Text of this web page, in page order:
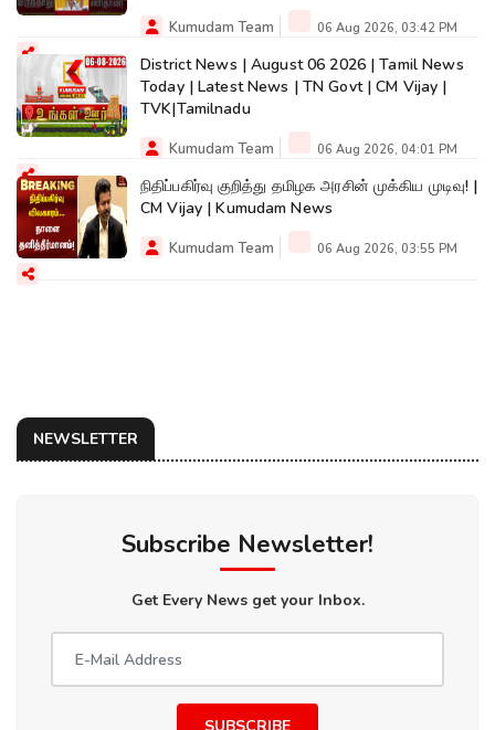
Kumudam Team 06 Aug 2026, 03:42 PM
District News | August 06 2026 | Tamil News
Today | Latest News | TN Govt | CM Vijay |
TVK|Tamilnadu
Kumudam Team 06 Aug 2026, 04:01 PM
நிதிப்பகிர்வு குறித்து தமிழக அரசின் முக்கிய முடிவு! |
CM Vijay | Kumudam News
Kumudam Team 06 Aug 2026, 03:55 PM
NEWSLETTER
Subscribe Newsletter!
Get Every News get your Inbox.